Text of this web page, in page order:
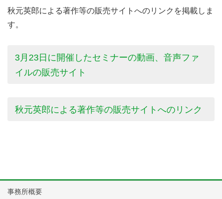
秋元英郎による著作等の販売サイトへのリンクを掲載しま
す。
3月23日に開催したセミナーの動画、音声ファ
イルの販売サイト
秋元英郎による著作等の販売サイトへのリンク
事務所概要